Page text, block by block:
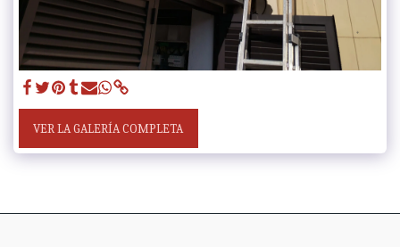
VER LA GALERÍA COMPLETA